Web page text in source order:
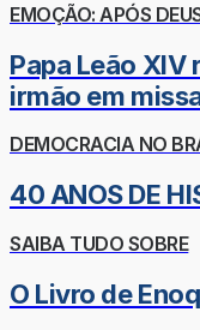
EMOÇÃO: APÓS
Papa Leão
irmão em
DEMOCRACIA NO
40 ANOS DE
SAIBA TUDO SOBRE
O Livro de